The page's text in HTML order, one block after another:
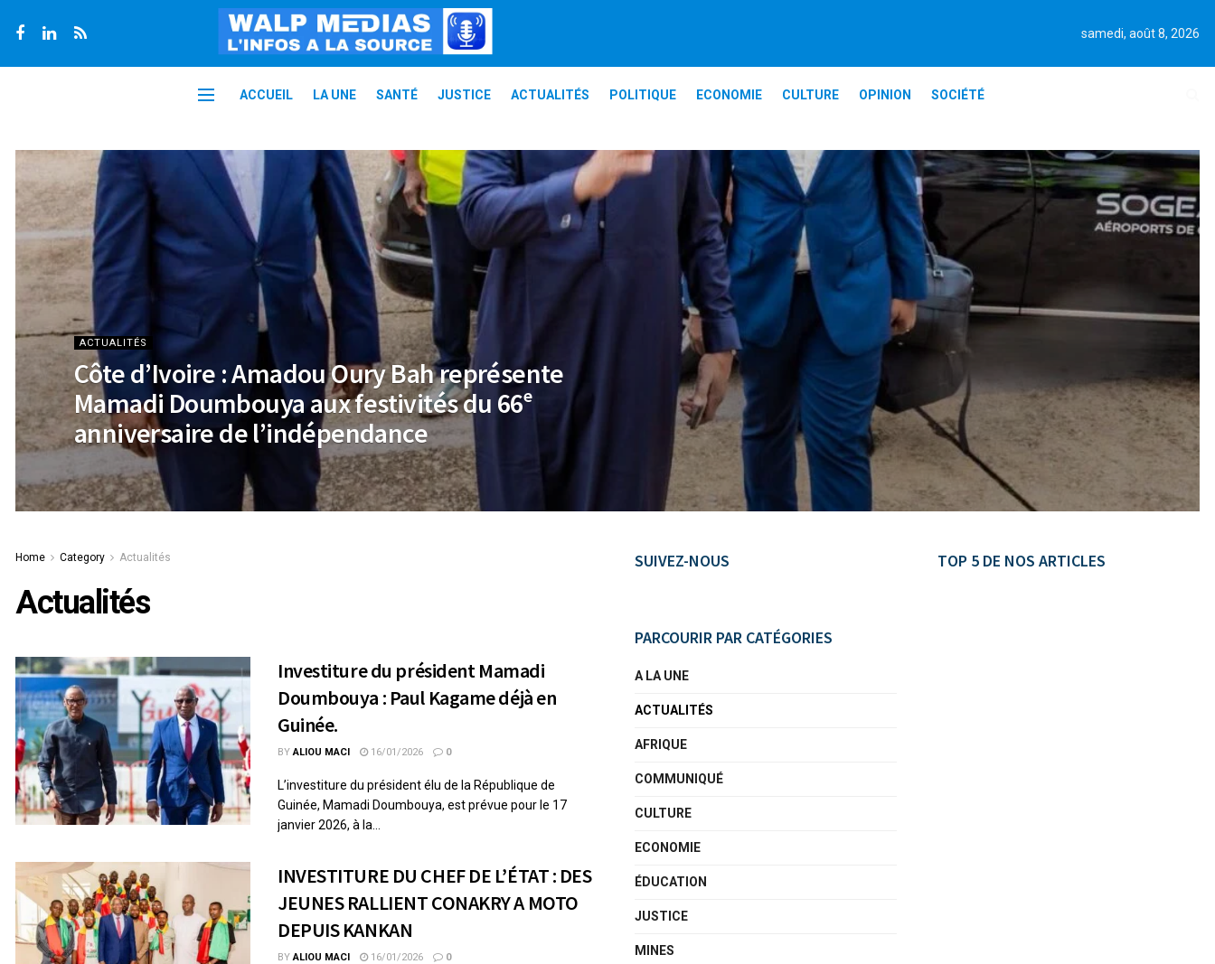
samedi, août 8, 2026
ACCUEIL LA UNE SANTÉ JUSTICE ACTUALITÉS POLITIQUE ECONOMIE CULTURE OPINION SOCIÉTÉ
ACTUALITÉS
Côte d’Ivoire : Amadou Oury Bah représente
Mamadi Doumbouya aux festivités du 66ᵉ
anniversaire de l’indépendance
Home Category Actualités
Actualités
Investiture du président Mamadi
Doumbouya : Paul Kagame déjà en
Guinée.
BY ALIOU MACI 16/01/2026 0
L’investiture du président élu de la République de
Guinée, Mamadi Doumbouya, est prévue pour le 17
janvier 2026, à la...
INVESTITURE DU CHEF DE L’ÉTAT : DES
JEUNES RALLIENT CONAKRY A MOTO
DEPUIS KANKAN
BY ALIOU MACI 16/01/2026 0
SUIVEZ-NOUS
PARCOURIR PAR CATÉGORIES
A LA UNE
ACTUALITÉS
AFRIQUE
COMMUNIQUÉ
CULTURE
ECONOMIE
ÉDUCATION
JUSTICE
MINES
TOP 5 DE NOS ARTICLES